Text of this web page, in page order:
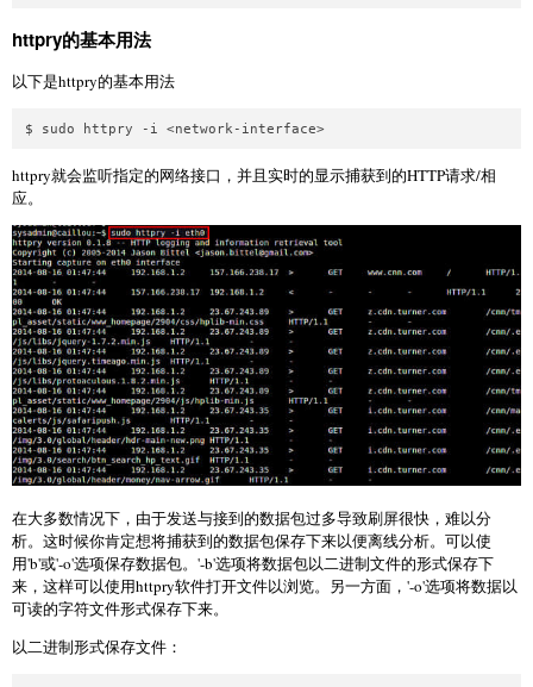
httpry的基本用法
以下是httpry的基本用法
httpry就会监听指定的网络接口，并且实时的显示捕获到的HTTP请求/相
应。
在大多数情况下，由于发送与接到的数据包过多导致刷屏很快，难以分
析。这时候你肯定想将捕获到的数据包保存下来以便离线分析。可以使
用'b'或'-o'选项保存数据包。'-b'选项将数据包以二进制文件的形式保存下
来，这样可以使用httpry软件打开文件以浏览。另一方面，'-o'选项将数据以
可读的字符文件形式保存下来。
以二进制形式保存文件：